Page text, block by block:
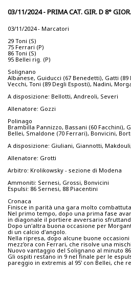
03/11/2024 - PRIMA CAT. GIR. D 8°
03/11/2024 - Marcatori
29 Toni (S)
75 Ferrari (P)
86 Toni (S)
95 Bellei rig. (P)
Solignano
Albanese, Guiducci (67 Benedetti), Gatti
Vecchi, Toni (89 Degli Esposti), Nadini,
A disposizione: Bellotti, Andreoli, Severi
Allenatore: Gozzi
Polinago
Brambilla Pannizzo, Bassani (60 Facchini),
Bellei, Smaldone (70 Ferrari), Bonvicini,
A disposizione: Giuliani, Giannotti,
Allenatore: Grotti
Arbitro: Krolikowsky - sezione di Modena
Ammoniti: Sernesi, Grossi, Bonvicini
Espulsi: 86 Sernesi, 88 Piacentini
Cronaca
Finisce in parità una gara molto
Nel primo tempo, dopo una prima fase
in diagonale il portiere avversario
Dopo un'altra buona occasione per
di un calcio d'angolo.
Nella ripresa, dopo alcune buone
mezz'ora con Ferrari, che risolve una
Nuovo vantaggio del Solignano al minuto
Gli ospiti restano in 9 nel finale per le
pareggio in extremis al 95' con Bellei, che